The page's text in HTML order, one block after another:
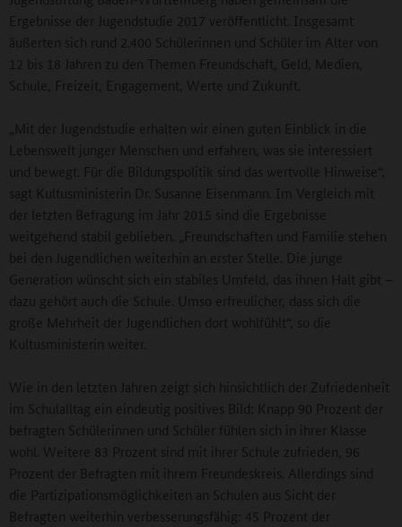
Ergebnisse der Jugendstudie 2017 veröffentlicht. Insgesamt
äußerten sich rund 2.400 Schülerinnen und Schüler im Alter von
12 bis 18 Jahren zu den Themen Freundschaft, Geld, Medien,
Schule, Freizeit, Engagement, Werte und Zukunft.
„Mit der Jugendstudie erhalten wir einen guten Einblick in die
Lebenswelt junger Menschen und erfahren, was sie interessiert
und bewegt. Für die Bildungspolitik sind das wertvolle Hinweise“,
sagt Kultusministerin Dr. Susanne Eisenmann. Im Vergleich mit
der letzten Befragung im Jahr 2015 sind die Ergebnisse
weitgehend stabil geblieben. „Freundschaften und Familie stehen
bei den Jugendlichen weiterhin an erster Stelle. Die junge
Generation wünscht sich ein stabiles Umfeld, das ihnen Halt gibt –
dazu gehört auch die Schule. Umso erfreulicher, dass sich die
große Mehrheit der Jugendlichen dort wohlfühlt“, so die
Kultusministerin weiter.
Wie in den letzten Jahren zeigt sich hinsichtlich der Zufriedenheit
im Schulalltag ein eindeutig positives Bild: Knapp 90 Prozent der
befragten Schülerinnen und Schüler fühlen sich in ihrer Klasse
wohl. Weitere 83 Prozent sind mit ihrer Schule zufrieden, 96
Prozent der Befragten mit ihrem Freundeskreis. Allerdings sind
die Partizipationsmöglichkeiten an Schulen aus Sicht der
Befragten weiterhin verbesserungsfähig: 45 Prozent der